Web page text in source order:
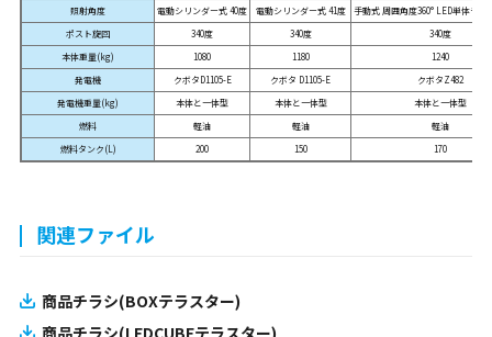
照射角度
電動シリンダー式 40度 電動シリンダー式 41度
手動式 周囲角度360° LED単体チル
ポスト旋回
340度 340度
340度
本体重量(kg)
1080 1180
1240
発電機
クボタD1105-E クボタ D1105-E
クボタZ482
発電機重量(kg)
本体と一体型 本体と一体型
本体と一体型
燃料
軽油 軽油
軽油
燃料タンク(L)
200 150 170
関連ファイル
商品チラシ(BOXテラスター)
商品チラシ(LEDCUBEテラスター)